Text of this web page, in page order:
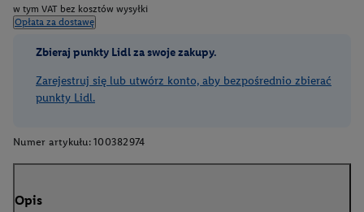
w tym VAT bez kosztów wysyłki
Opłata za dostawę
Zbieraj punkty Lidl za swoje zakupy.
Zarejestruj się lub utwórz konto, aby bezpośrednio zbierać
punkty Lidl.
Numer artykułu: 100382974
Opis